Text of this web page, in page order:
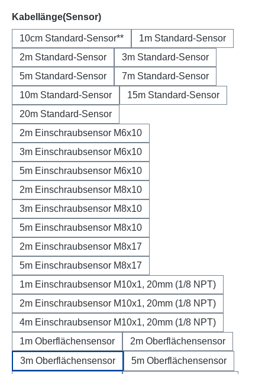
Kabellänge(Sensor)auswählen
10cm Standard-Sensor**
1m Standard-Sensor
2m Standard-Sensor
3m Standard-Sensor
5m Standard-Sensor
7m Standard-Sensor
10m Standard-Sensor
15m Standard-Sensor
20m Standard-Sensor
2m Einschraubsensor M6x10
3m Einschraubsensor M6x10
5m Einschraubsensor M6x10
2m Einschraubsensor M8x10
3m Einschraubsensor M8x10
5m Einschraubsensor M8x10
2m Einschraubsensor M8x17
5m Einschraubsensor M8x17
1m Einschraubsensor M10x1, 20mm (1/8 NPT)
2m Einschraubsensor M10x1, 20mm (1/8 NPT)
4m Einschraubsensor M10x1, 20mm (1/8 NPT)
1m Oberflächensensor
2m Oberflächensensor
3m Oberflächensensor
5m Oberflächensensor